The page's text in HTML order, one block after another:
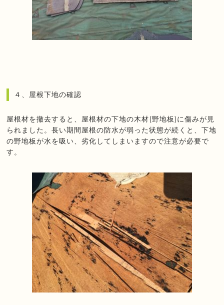
４、屋根下地の確認
屋根材を撤去すると、屋根材の下地の木材(野地板)に傷みが見
られました。長い期間屋根の防水が弱った状態が続くと、下地
の野地板が水を吸い、劣化してしまいますので注意が必要で
す。